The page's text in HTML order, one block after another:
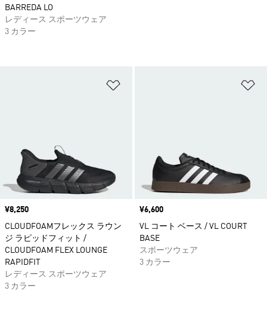
価格
¥8,250
CLOUDFOAMフレックス ラウン
ジ ラピッドフィット /
CLOUDFOAM FLEX LOUNGE
RAPIDFIT
レディース スポーツウェア
3 カラー
価格
¥6,600
VL コート ベース / VL COURT
BASE
スポーツウェア
3 カラー
BARREDA LO
レディース スポーツウェア
3 カラー